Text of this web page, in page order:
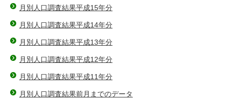
月別人口調査結果平成15年分
月別人口調査結果平成14年分
月別人口調査結果平成13年分
月別人口調査結果平成12年分
月別人口調査結果平成11年分
月別人口調査結果前月までのデータ